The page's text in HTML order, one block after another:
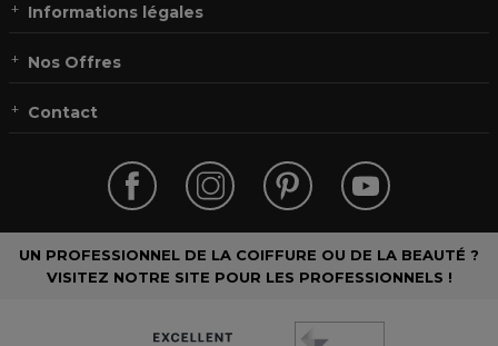
Informations légales
Nos Offres
Contact
UN PROFESSIONNEL DE LA COIFFURE OU DE LA BEAUTÉ ?
VISITEZ NOTRE SITE POUR LES PROFESSIONNELS !